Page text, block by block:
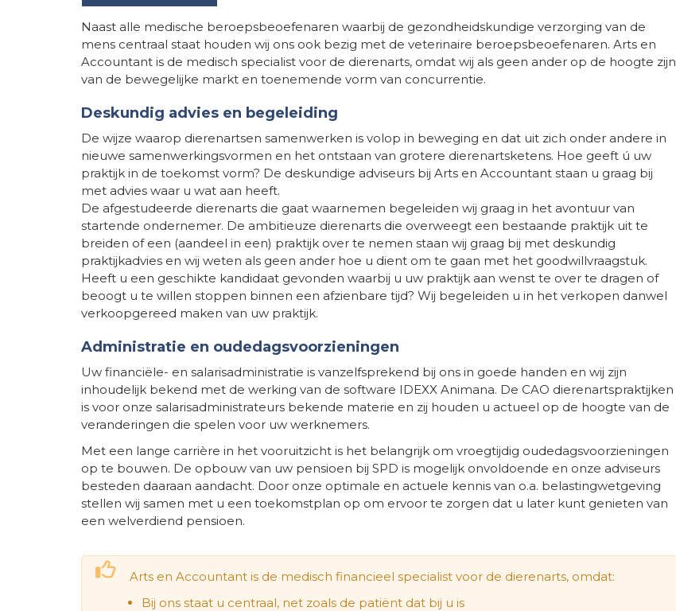
Naast alle medische beroepsbeoefenaren waarbij de gezondheidskundige verzorging van de
mens centraal staat houden wij ons ook bezig met de veterinaire beroepsbeoefenaren. Arts en
Accountant is de medisch specialist voor de dierenarts, omdat wij als geen ander op de hoogte zijn
van de bewegelijke markt en toenemende vorm van concurrentie.
Deskundig advies en begeleiding
De wijze waarop dierenartsen samenwerken is volop in beweging en dat uit zich onder andere in
nieuwe samenwerkingsvormen en het ontstaan van grotere dierenartsketens. Hoe geeft ú uw
praktijk in de toekomst vorm? De deskundige adviseurs bij Arts en Accountant staan u graag bij
met advies waar u wat aan heeft.
De afgestudeerde dierenarts die gaat waarnemen begeleiden wij graag in het avontuur van
startende ondernemer. De ambitieuze dierenarts die overweegt een bestaande praktijk uit te
breiden of een (aandeel in een) praktijk over te nemen staan wij graag bij met deskundig
praktijkadvies en wij weten als geen ander hoe u dient om te gaan met het goodwillvraagstuk.
Heeft u een geschikte kandidaat gevonden waarbij u uw praktijk aan wenst te over te dragen of
beoogt u te willen stoppen binnen een afzienbare tijd? Wij begeleiden u in het verkopen danwel
verkoopgereed maken van uw praktijk.
Administratie en oudedagsvoorzieningen
Uw financiële- en salarisadministratie is vanzelfsprekend bij ons in goede handen en wij zijn
inhoudelijk bekend met de werking van de software IDEXX Animana. De CAO dierenartspraktijken
is voor onze salarisadministrateurs bekende materie en zij houden u actueel op de hoogte van de
veranderingen die spelen voor uw werknemers.
Met een lange carrière in het vooruitzicht is het belangrijk om vroegtijdig oudedagsvoorzieningen
op te bouwen. De opbouw van uw pensioen bij SPD is mogelijk onvoldoende en onze adviseurs
besteden daaraan aandacht. Door onze optimale en actuele kennis van o.a. belastingwetgeving
stellen wij samen met u een toekomstplan op om ervoor te zorgen dat u later kunt genieten van
een welverdiend pensioen.
Arts en Accountant is de medisch financieel specialist voor de dierenarts, omdat:
Bij ons staat u centraal, net zoals de patiënt dat bij u is